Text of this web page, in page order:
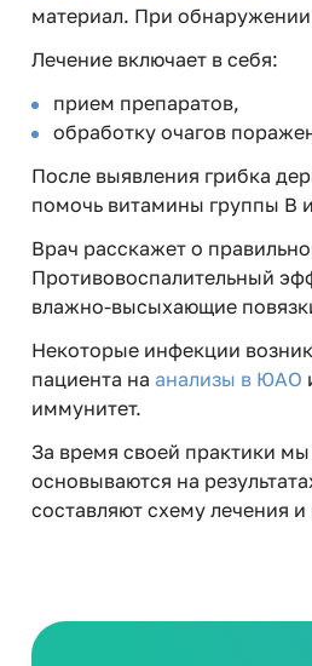
материал. При
Лечение включает в себя:
прием препаратов,
обработку очагов
После выявления грибка
помочь витамины группы B
Врач расскажет о
Противовоспалительный
влажно-высыхающие
Некоторые инфекции
пациента на анализы в ЮАО
иммунитет.
За время своей практики
основываются на
составляют схему лечения